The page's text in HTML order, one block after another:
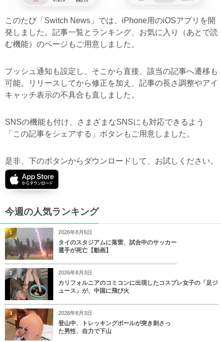
このたび「Switch News」では、iPhone用のiOSアプリを開
発しました。記事一覧とランキング、お気に入り（あとで読
む機能）のページもご用意しました。
プッシュ通知も設定し、そこから直接、該当の記事へ遷移も
可能。リリースしてから修正を加え、記事の長さ調整やアイ
キャッチ表示の不具合も直しました。
SNSの機能も付け、さまざまなSNSにも対応できるよう
「この記事をシェアする」ボタンもご用意しました。
是非、下のボタンからダウンロードして、お試しください。
今週の人気ランキング
2026年8月6日
タイのスタジアムに落雷、試合中のサッカー
選手が死亡【動画】
1
2026年8月3日
カリフォルニアのコミコンに出現したコスプレ女子の「足ジ
ュース」が、中国に飛び火
2
2026年8月3日
登山中、トレッキングポールが突き刺さっ
た男性、自力で下山
3